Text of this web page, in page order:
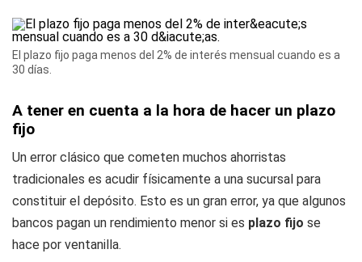
El plazo fijo paga menos del 2% de interés mensual cuando es a
30 días.
A tener en cuenta a la hora de hacer un plazo
fijo
Un error clásico que cometen muchos ahorristas
tradicionales es acudir físicamente a una sucursal para
constituir el depósito. Esto es un gran error, ya que algunos
bancos pagan un rendimiento menor si es plazo fijo se
hace por ventanilla.